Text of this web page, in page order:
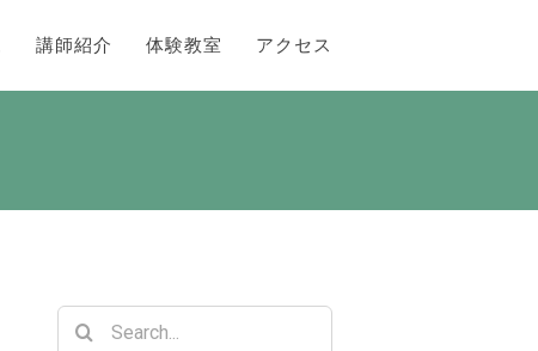
講師紹介 体験教室 アクセス
Search